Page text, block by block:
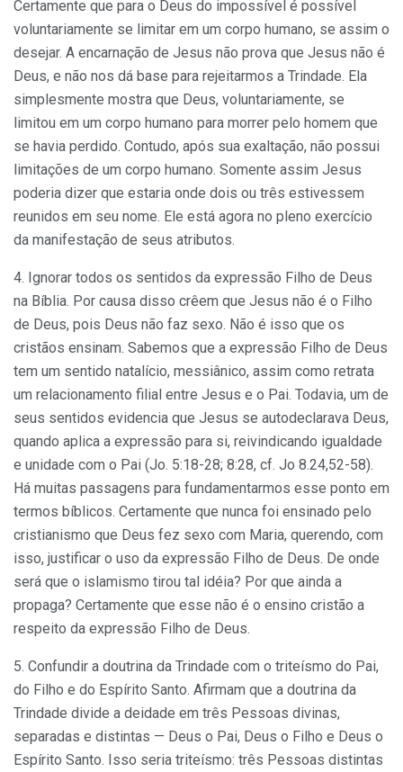
Certamente que para o Deus do impossível é possível
voluntariamente se limitar em um corpo humano, se assim o
desejar. A encarnação de Jesus não prova que Jesus não é
Deus, e não nos dá base para rejeitarmos a Trindade. Ela
simplesmente mostra que Deus, voluntariamente, se
limitou em um corpo humano para morrer pelo homem que
se havia perdido. Contudo, após sua exaltação, não possui
limitações de um corpo humano. Somente assim Jesus
poderia dizer que estaria onde dois ou três estivessem
reunidos em seu nome. Ele está agora no pleno exercício
da manifestação de seus atributos.
4. Ignorar todos os sentidos da expressão Filho de Deus
na Bíblia. Por causa disso crêem que Jesus não é o Filho
de Deus, pois Deus não faz sexo. Não é isso que os
cristãos ensinam. Sabemos que a expressão Filho de Deus
tem um sentido natalício, messiânico, assim como retrata
um relacionamento filial entre Jesus e o Pai. Todavia, um de
seus sentidos evidencia que Jesus se autodeclarava Deus,
quando aplica a expressão para si, reivindicando igualdade
e unidade com o Pai (Jo. 5:18-28; 8:28, cf. Jo 8.24,52-58).
Há muitas passagens para fundamentarmos esse ponto em
termos bíblicos. Certamente que nunca foi ensinado pelo
cristianismo que Deus fez sexo com Maria, querendo, com
isso, justificar o uso da expressão Filho de Deus. De onde
será que o islamismo tirou tal idéia? Por que ainda a
propaga? Certamente que esse não é o ensino cristão a
respeito da expressão Filho de Deus.
5. Confundir a doutrina da Trindade com o triteísmo do Pai,
do Filho e do Espírito Santo. Afirmam que a doutrina da
Trindade divide a deidade em três Pessoas divinas,
separadas e distintas — Deus o Pai, Deus o Filho e Deus o
Espírito Santo. Isso seria triteísmo: três Pessoas distintas